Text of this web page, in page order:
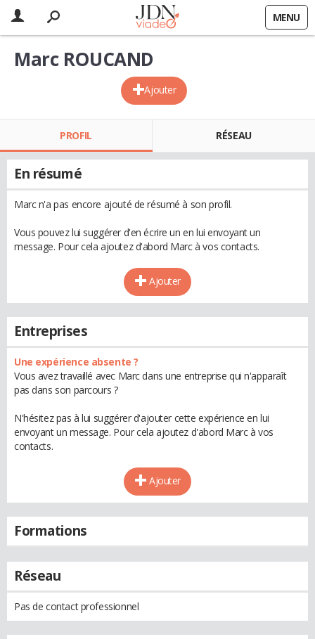
MENU
Ajouter
Marc ROUCAND
PROFIL RÉSEAU
En résumé
Marc n'a pas encore ajouté de résumé à son profil.
Vous pouvez lui suggérer d'en écrire un en lui envoyant un
message. Pour cela ajoutez d'abord Marc à vos contacts.
Ajouter
Entreprises
Une expérience absente ?
Vous avez travaillé avec Marc dans une entreprise qui n'apparaît
pas dans son parcours ?
N'hésitez pas à lui suggérer d'ajouter cette expérience en lui
envoyant un message. Pour cela ajoutez d'abord Marc à vos
contacts.
Ajouter
Formations
Réseau
Pas de contact professionnel